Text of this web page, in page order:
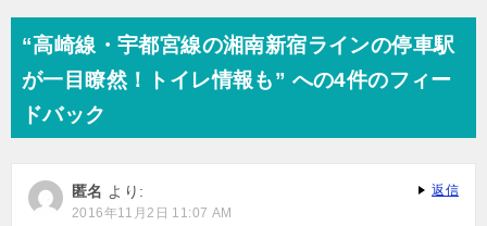
ゲ
ー
ョ
“高崎線・宇都宮線の湘南新宿ラインの停車駅
が一目瞭然！トイレ情報も” への4件のフィー
ドバック
匿名 より:
2016年11月2日 11:07 AM
返信